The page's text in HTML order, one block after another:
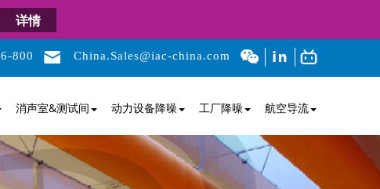
详情
800 China.Sales@iac-china.com
消声室&测试间 动力设备降噪 工厂降噪 航空导流